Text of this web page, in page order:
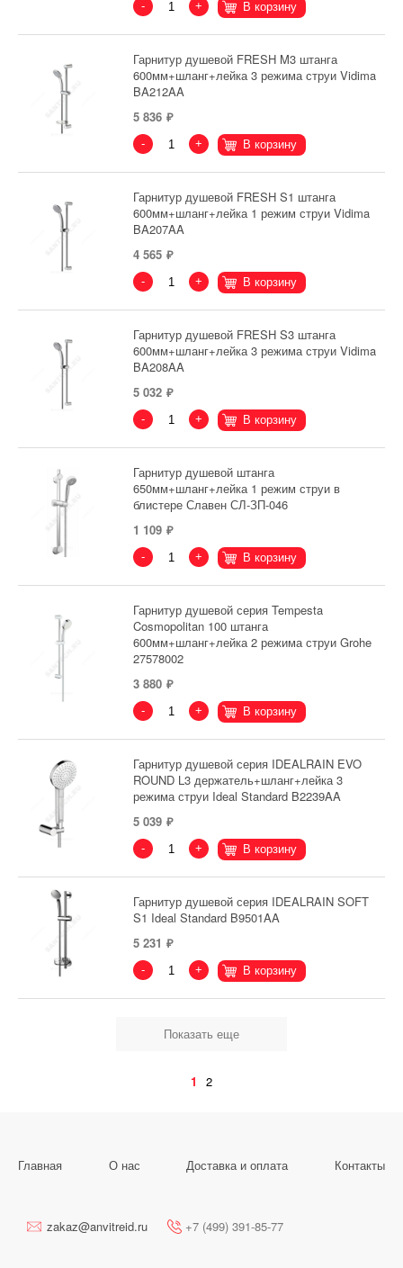
- + В корзину
Гарнитур душевой FRESH M3 штанга
600мм+шланг+лейка 3 режима струи Vidima
BA212AA
5 836
- + В корзину
Гарнитур душевой FRESH S1 штанга
600мм+шланг+лейка 1 режим струи Vidima
BA207AA
4 565
- + В корзину
Гарнитур душевой FRESH S3 штанга
600мм+шланг+лейка 3 режима струи Vidima
BA208AA
5 032
- + В корзину
Гарнитур душевой штанга
650мм+шланг+лейка 1 режим струи в
блистере Славен СЛ-ЗП-046
1 109
- + В корзину
Гарнитур душевой серия Tempesta
Cosmopolitan 100 штанга
600мм+шланг+лейка 2 режима струи Grohe
27578002
3 880
- + В корзину
Гарнитур душевой серия IDEALRAIN EVO
ROUND L3 держатель+шланг+лейка 3
режима струи Ideal Standard B2239AA
5 039
- + В корзину
Гарнитур душевой серия IDEALRAIN SOFT
S1 Ideal Standard B9501AA
5 231
- + В корзину
Показать еще
1 2
Главная О нас Доставка и оплата Контакты
zakaz@anvitreid.ru +7 (499) 391-85-77